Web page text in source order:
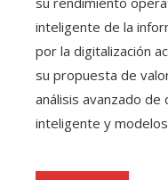
inteligente de la
por la digitalización
su propuesta de
análisis avanzado
inteligente y